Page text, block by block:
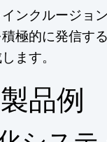
ンクルージョ
極的に発信す
ます。
品例